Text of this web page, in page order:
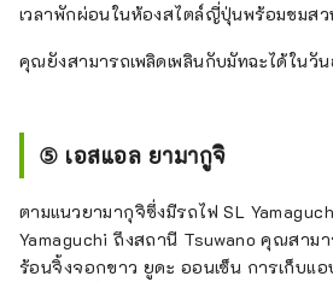
เวลาพักผ่อนในห้องสไตล์ญี่ปุ่นพร้อมชมสว
คุณยังสามารถเพลิดเพลินกับมัทฉะได้ในวั
⑤ เอสแอล ยามากูจิ
ตามแนวยามากุจิซึ่งมีรถไฟ SL
Yamaguchi ถึงสถานี Tsuwano คุณสาม
ร้อนจิ้งจอกขาว ยูดะ ออนเซ็น การเก็บแ